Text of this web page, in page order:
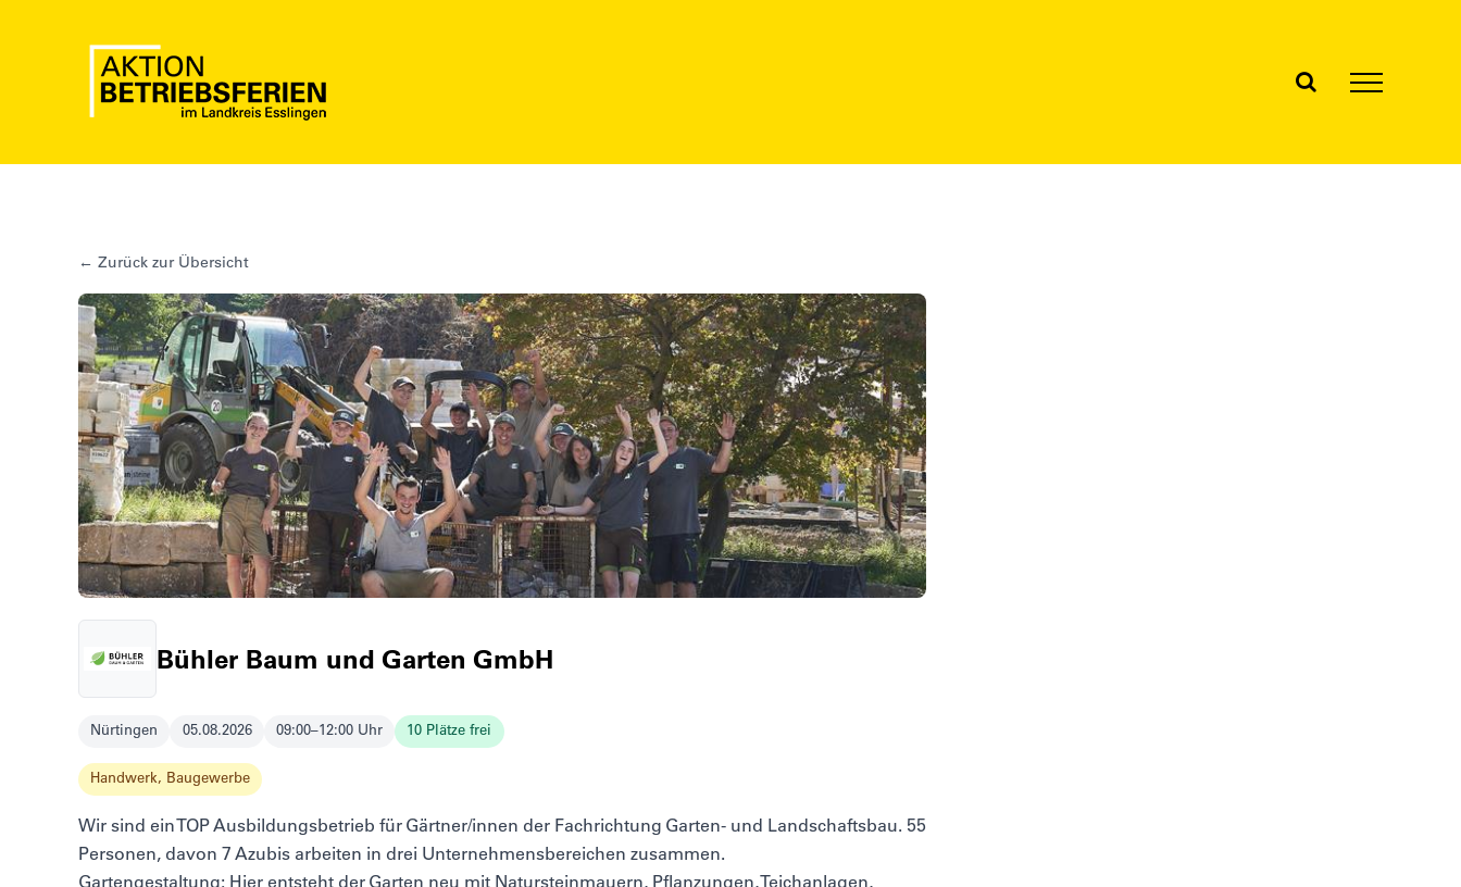
← Zurück zur Übersicht
Bühler Baum und Garten GmbH
Nürtingen 05.08.2026 09:00–12:00 Uhr 10 Plätze frei
Handwerk, Baugewerbe
Wir sind ein TOP Ausbildungsbetrieb für Gärtner/innen der Fachrichtung Garten- und Landschaftsbau. 55
Personen, davon 7 Azubis arbeiten in drei Unternehmensbereichen zusammen.
Gartengestaltung: Hier entsteht der Garten neu mit Natursteinmauern, Pflanzungen, Teichanlagen,